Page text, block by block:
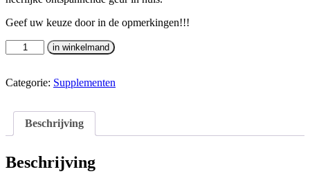
Geef uw keuze door in de opmerkingen!!!
Aroma
Diffuser
Essential
Light
Wood
gratis
olie
in winkelmand
Categorie: Supplementen
Beschrijving
Beschrijving